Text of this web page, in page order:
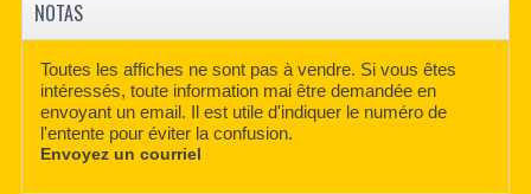
NOTAS
Toutes les affiches ne sont pas à vendre. Si vous êtes
intéressés, toute information mai être demandée en
envoyant un email. Il est utile d'indiquer le numéro de
l'entente pour éviter la confusion.
Envoyez un courriel